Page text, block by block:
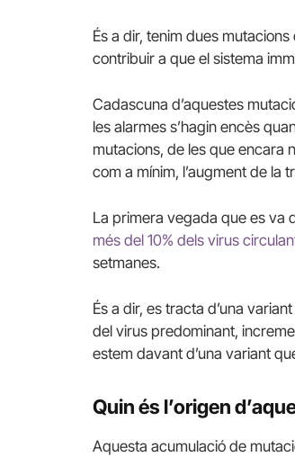
És a dir, tenim dues
contribuir a que el sistema
Cadascuna d’aquestes
les alarmes s’hagin encès
mutacions, de les que encara
com a mínim, l’augment de la
La primera vegada que es va
més del 10% dels virus
setmanes.
És a dir, es tracta d’una
del virus predominant,
estem davant d’una variant
Quin és l’origen
Aquesta acumulació de